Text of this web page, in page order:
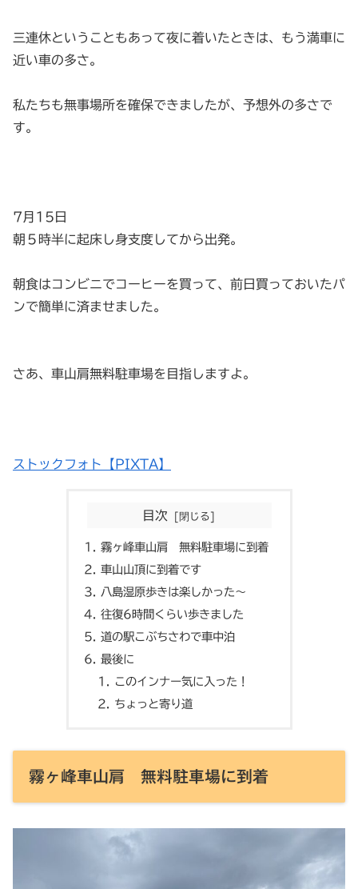
三連休ということもあって夜に着いたときは、もう満車に
近い車の多さ。
私たちも無事場所を確保できましたが、予想外の多さで
す。
7月15日
朝５時半に起床し身支度してから出発。
朝食はコンビニでコーヒーを買って、前日買っておいたパ
ンで簡単に済ませました。
さあ、車山肩無料駐車場を目指しますよ。
ストックフォト【PIXTA】
目次
霧ヶ峰車山肩 無料駐車場に到着
車山山頂に到着です
八島湿原歩きは楽しかった〜
往復6時間くらい歩きました
道の駅こぶちさわで車中泊
最後に
このインナー気に入った！
ちょっと寄り道
霧ヶ峰車山肩 無料駐車場に到着